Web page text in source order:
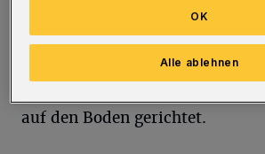
Brav wie Schuljungen nehmen
Holzstühlen der Knastkapelle
größten Raum in der JVA. Die
auf den Boden gerichtet.
Alle ablehnen
OK